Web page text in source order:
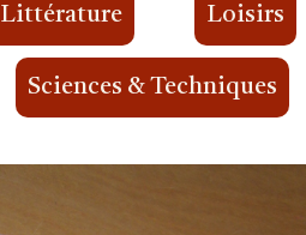
Littérature Loisirs
Sciences & Techniques